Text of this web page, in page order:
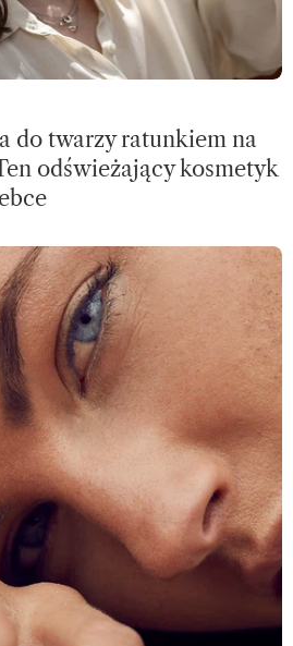
do twarzy ratunkiem na
odświeżający kosmetyk